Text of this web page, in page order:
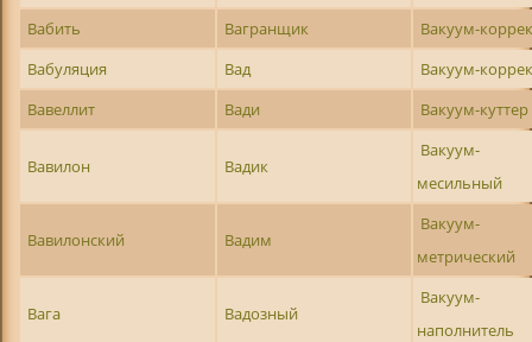
Вабить
Вагранщик
Вакуум-
Вабуляция
Вад
Вакуум-
Вавеллит
Вади Вакуум-куттер
Вавилон Вадик
Вакуум-
месильный
Вавилонский Вадим
Вакуум-
метрический
Вага Вадозный
Вакуум-
наполнитель